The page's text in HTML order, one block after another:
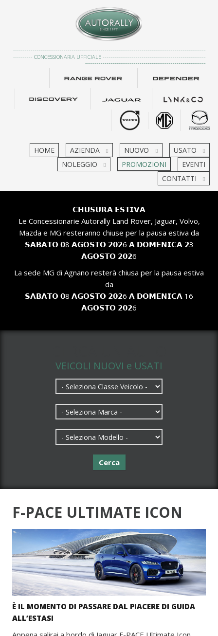
---------------------------------------------------------------------------------------------------
---------- CONCESSIONARIA UFFICIALE -----------------------------------------------------
--------------------------------------------------------------
HOME AZIENDA NUOVO
USATO
NOLEGGIO
PROMOZIONI
EVENTI
CONTATTI
𝗖𝗛𝗨𝗦𝗨𝗥𝗔 𝗘𝗦𝗧𝗜𝗩𝗔
Le Concessionarie Autorally Land Rover, Jaguar, Volvo,
Mazda e MG resteranno chiuse per la pausa estiva da
𝗦𝗔𝗕𝗔𝗧𝗢 𝟬8 𝗔𝗚𝗢𝗦𝗧𝗢 𝟮𝟬𝟮6 𝗔 𝗗𝗢𝗠𝗘𝗡𝗜𝗖𝗔 𝟮3
𝗔𝗚𝗢𝗦𝗧𝗢 𝟮𝟬𝟮6
La sede MG di Agnano resterà chiusa per la pausa estiva
da
𝗦𝗔𝗕𝗔𝗧𝗢 𝟬8 𝗔𝗚𝗢𝗦𝗧𝗢 𝟮𝟬𝟮6 𝗔 𝗗𝗢𝗠𝗘𝗡𝗜𝗖𝗔 16
𝗔𝗚𝗢𝗦𝗧𝗢 𝟮𝟬𝟮6
VEICOLI NUOVI e USATI
Cerca
F-PACE ULTIMATE ICON
È IL MOMENTO DI PASSARE DAL PIACERE DI GUIDA
ALL’ESTASI